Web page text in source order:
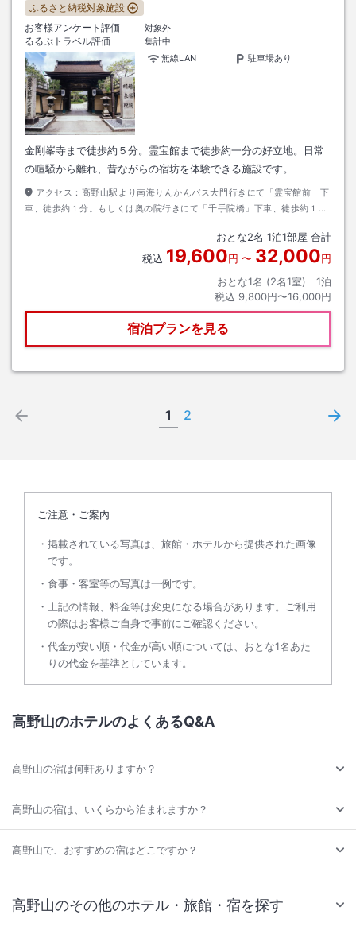
ふるさと納税対象施設
お客様アンケート評価
対象外
るるぶトラベル評価
集計中
無線LAN
駐車場あり
金剛峯寺まで徒歩約５分。霊宝館まで徒歩約一分の好立地。日常
の喧騒から離れ、昔ながらの宿坊を体験できる施設です。
アクセス： 高野山駅より南海りんかんバス大門行きにて「霊宝館前」下
車、徒歩約１分。もしくは奥の院行きにて「千手院橋」下車、徒歩約１０
分。
おとな2名 1泊1部屋 合計
税込 19,600円 〜 32,000円
おとな1名 (2名1室)｜ 1泊
税込 9,800円〜16,000円
宿泊プランを見る
1 2
ご注意・ご案内
掲載されている写真は、旅館・ホテルから提供された画像
です。
食事・客室等の写真は一例です。
上記の情報、料金等は変更になる場合があります。ご利用
の際はお客様ご自身で事前にご確認ください。
代金が安い順・代金が高い順については、おとな1名あた
りの代金を基準としています。
高野山のホテルのよくあるQ&A
高野山の宿は何軒ありますか？
高野山の宿は、いくらから泊まれますか？
高野山で、おすすめの宿はどこですか？
高野山のその他のホテル・旅館・宿を探す